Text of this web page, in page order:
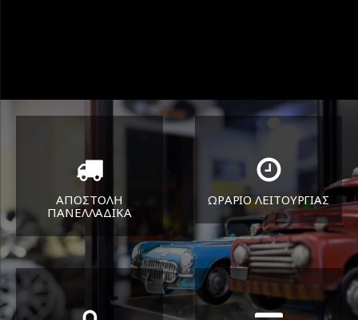
ΑΠΟΣΤΟΛΗ
ΠΑΝΕΛΛΑΔΙΚA
Όπου και αν είστε θα σας
στείλουμε τα ελαστικά σας
ΩΡΑΡΙΟ ΛΕΙΤΟΥΡΓΙΑΣ
ΔΕΥ-ΠΑΡ 8:30-17:30
ΣΑΒ 8:30-13:30